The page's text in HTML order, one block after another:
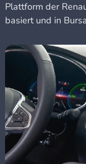
Plattform der
basiert und in